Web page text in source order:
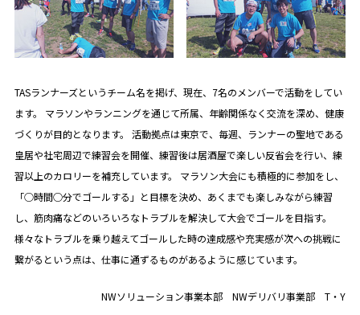
TASランナーズというチーム名を掲げ、現在、7名のメンバーで活動をしてい
ます。 マラソンやランニングを通じて所属、年齢関係なく交流を深め、健康
づくりが目的となります。 活動拠点は東京で、毎週、ランナーの聖地である
皇居や社宅周辺で練習会を開催、練習後は居酒屋で楽しい反省会を行い、練
習以上のカロリーを補充しています。 マラソン大会にも積極的に参加をし、
「○時間○分でゴールする」と目標を決め、あくまでも楽しみながら練習
し、筋肉痛などのいろいろなトラブルを解決して大会でゴールを目指す。
様々なトラブルを乗り越えてゴールした時の達成感や充実感が次への挑戦に
繋がるという点は、仕事に通ずるものがあるように感じています。
NWソリューション事業本部 NWデリバリ事業部 T・Y